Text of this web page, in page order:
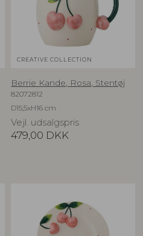
CREATIVE COLLECTION
Berrie Kande, Rosa, Stentøj
82072812
D15,5xH16 cm
Vejl. udsalgspris
479,00 DKK